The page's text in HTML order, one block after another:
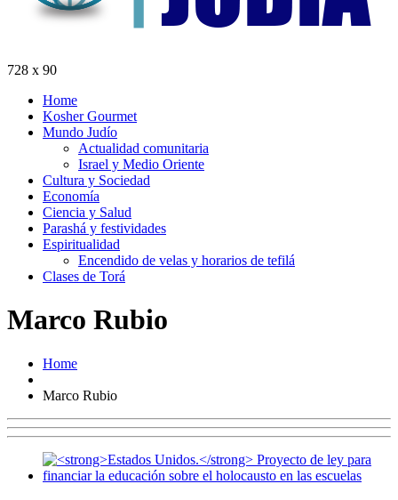
728 x 90
Home
Kosher Gourmet
Mundo Judío
Actualidad comunitaria
Israel y Medio Oriente
Cultura y Sociedad
Economía
Ciencia y Salud
Parashá y festividades
Espiritualidad
Encendido de velas y horarios de tefilá
Clases de Torá
Marco Rubio
Home
Marco Rubio